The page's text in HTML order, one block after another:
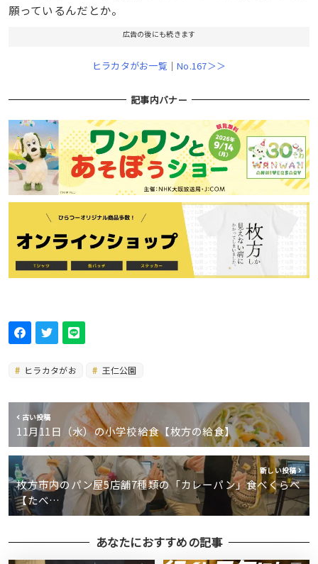
願っているんだとか。
広告の後にも続きます
ヒラカタがお一覧 ｜No.167＞＞
記事内バナー
ヒラカタがお 王仁公園
古い投稿
11月11日（水）の小学校給食【枚方の給食】
新しい投稿
枚方市内のパン屋5店舗7種類の「カレーパン」食べくらべ
【たべ…
あなたにおすすめの記事